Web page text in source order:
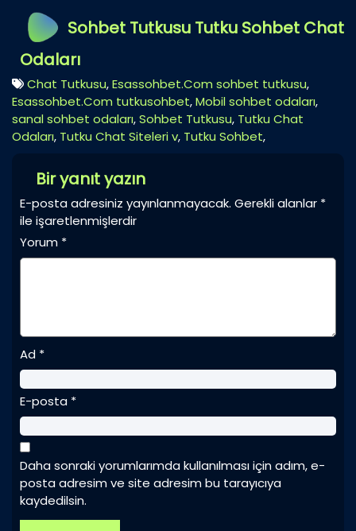
Sohbet Tutkusu Tutku Sohbet Chat
Odaları
Chat Tutkusu,Esassohbet.Com sohbet tutkusu,
Esassohbet.Com tutkusohbet,Mobil sohbet odaları,
sanal sohbet odaları,Sohbet Tutkusu, Tutku Chat
Odaları, Tutku Chat Siteleri v, Tutku Sohbet,
Bir yanıt yazın
E-posta adresiniz yayınlanmayacak. Gerekli alanlar *
ile işaretlenmişlerdir
Yorum *
Ad *
E-posta *
Daha sonraki yorumlarımda kullanılması için adım, e-
posta adresim ve site adresim bu tarayıcıya
kaydedilsin.